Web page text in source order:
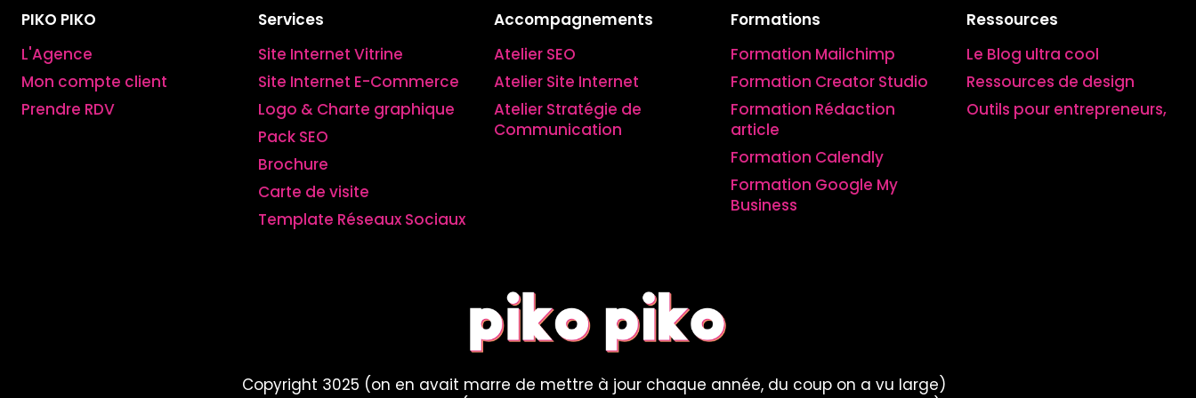
PIKO PIKO
L'Agence
Mon compte client
Prendre RDV
Services
Site Internet Vitrine
Site Internet E-Commerce
Logo & Charte graphique
Pack SEO
Brochure
Carte de visite
Template Réseaux Sociaux
Accompagnements
Atelier SEO
Atelier Site Internet
Atelier Stratégie de
Communication
Formations
Formation Mailchimp
Formation Creator Studio
Formation Rédaction
article
Formation Calendly
Formation Google My
Business
Ressources
Le Blog ultra cool
Ressources de design
Outils pour entrepreneurs,
Copyright 3025 (on en avait marre de mettre à jour chaque année, du coup on a vu large)